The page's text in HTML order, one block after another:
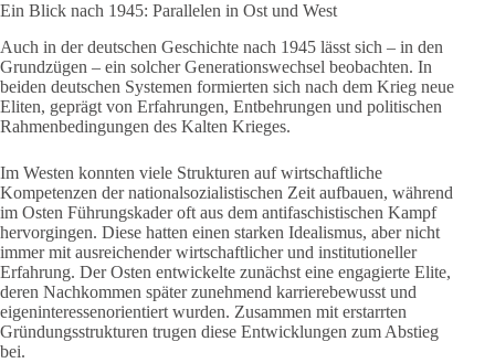
Ein Blick nach 1945: Parallelen in Ost und West
Auch in der deutschen Geschichte nach 1945 lässt sich – in den
Grundzügen – ein solcher Generationswechsel beobachten. In
beiden deutschen Systemen formierten sich nach dem Krieg neue
Eliten, geprägt von Erfahrungen, Entbehrungen und politischen
Rahmenbedingungen des Kalten Krieges.
Im Westen konnten viele Strukturen auf wirtschaftliche
Kompetenzen der nationalsozialistischen Zeit aufbauen, während
im Osten Führungskader oft aus dem antifaschistischen Kampf
hervorgingen. Diese hatten einen starken Idealismus, aber nicht
immer mit ausreichender wirtschaftlicher und institutioneller
Erfahrung. Der Osten entwickelte zunächst eine engagierte Elite,
deren Nachkommen später zunehmend karrierebewusst und
eigeninteressenorientiert wurden. Zusammen mit erstarrten
Gründungsstrukturen trugen diese Entwicklungen zum Abstieg
bei.